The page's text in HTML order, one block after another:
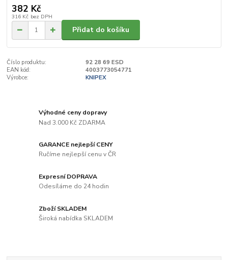
382 Kč
316 Kč bez DPH
Přidat do košíku
Číslo produktu:
92 28 69 ESD
EAN kód:
4003773054771
Výrobce:
KNIPEX
Výhodné ceny dopravy
Nad 3.000 Kč ZDARMA
GARANCE nejlepší CENY
Ručíme nejlepší cenu v ČR
Expresní DOPRAVA
Odesíláme do 24 hodin
Zboží SKLADEM
Široká nabídka SKLADEM